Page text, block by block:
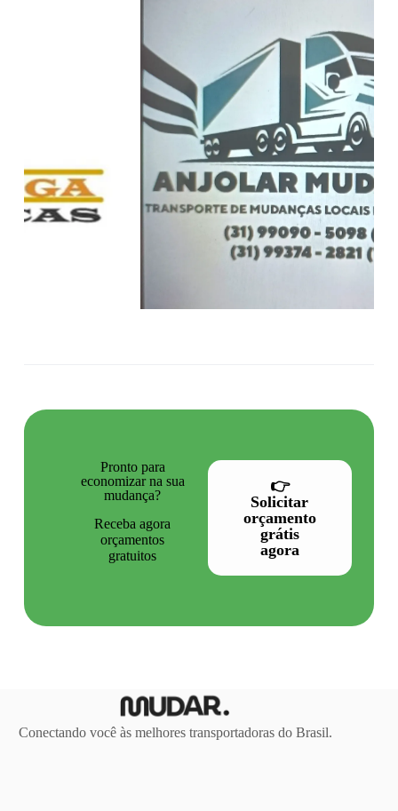
Pronto para
economizar na sua
mudança?
Receba agora
orçamentos
gratuitos
👉
Solicitar
orçamento
grátis
agora
Conectando você às melhores transportadoras do Brasil.